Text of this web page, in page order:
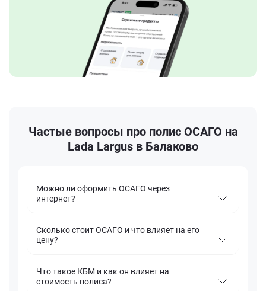
Частые вопросы про полис ОСАГО на
Lada Largus в Балаково
Можно ли оформить ОСАГО через
интернет?
Сколько стоит ОСАГО и что влияет на его
цену?
Что такое КБМ и как он влияет на
стоимость полиса?